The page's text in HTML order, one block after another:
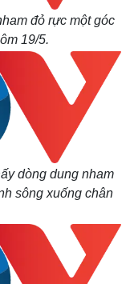
đỏ rực một góc
19/5.
dòng dung nham
sông xuống chân